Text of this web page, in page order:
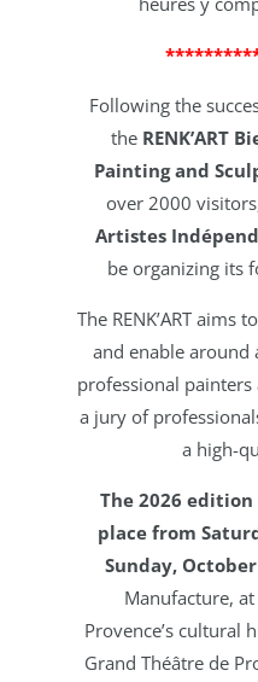
Following the
the RENK’ART
Painting and
over 2000
Artistes
be organizing its
The RENK’ART
and enable around
professional
a jury of
a high-
The 2026
place from
Sunday,
Manufacture,
Provence’s cultural
Grand Théâtre de